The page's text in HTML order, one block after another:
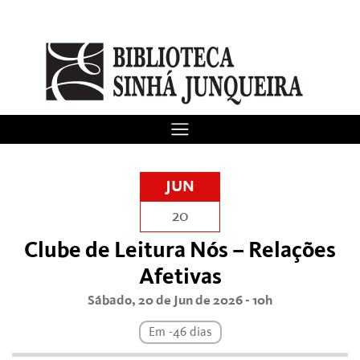
JUN
20
Clube de Leitura Nós – Relações
Afetivas
Sábado, 20 de Jun de 2026 - 10h
Em -46 dias